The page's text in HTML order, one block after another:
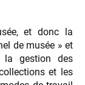
et donc la
de musée » et
la gestion des
et les